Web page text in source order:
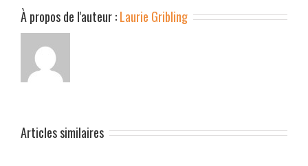
À propos de l'auteur :Laurie Gribling
Articles similaires